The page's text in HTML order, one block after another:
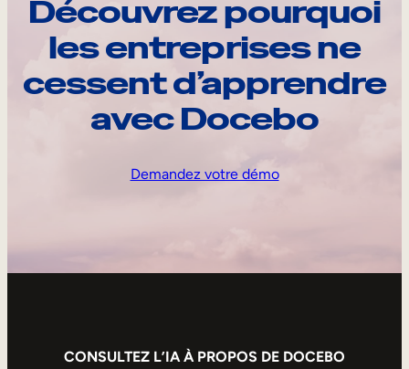
Découvrez pourquoi
les entreprises ne
cessent d’apprendre
avec Docebo
Demandez votre démo
CONSULTEZ L’IA À PROPOS DE DOCEBO